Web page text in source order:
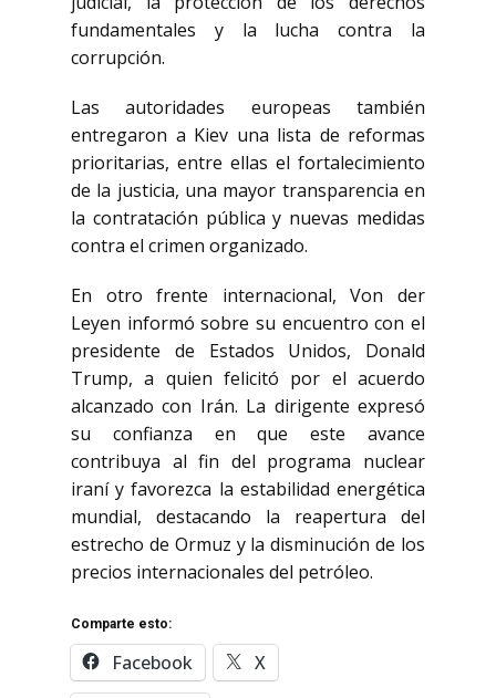
fundamentales y la lucha contra la
corrupción.
Las autoridades europeas también
entregaron a Kiev una lista de reformas
prioritarias, entre ellas el fortalecimiento
de la justicia, una mayor transparencia en
la contratación pública y nuevas medidas
contra el crimen organizado.
En otro frente internacional, Von der
Leyen informó sobre su encuentro con el
presidente de Estados Unidos, Donald
Trump, a quien felicitó por el acuerdo
alcanzado con Irán. La dirigente expresó
su confianza en que este avance
contribuya al fin del programa nuclear
iraní y favorezca la estabilidad energética
mundial, destacando la reapertura del
estrecho de Ormuz y la disminución de los
precios internacionales del petróleo.
Comparte esto:
Facebook
X